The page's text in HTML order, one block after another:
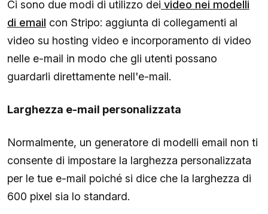
Ci sono due modi di utilizzo dei video nei modelli
di email con Stripo: aggiunta di collegamenti al
video su hosting video e incorporamento di video
nelle e-mail in modo che gli utenti possano
guardarli direttamente nell'e-mail.
Larghezza e-mail personalizzata
Normalmente, un generatore di modelli email non ti
consente di impostare la larghezza personalizzata
per le tue e-mail poiché si dice che la larghezza di
600 pixel sia lo standard.